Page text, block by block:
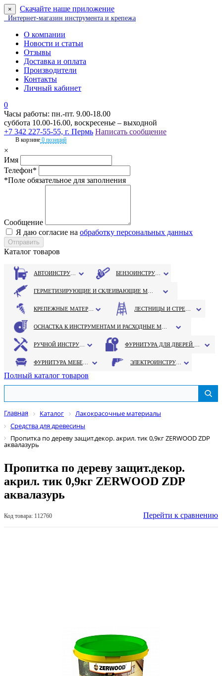
× Скачайте наше приложение
Интернет-магазин инструмента и крепежа
О компании
Новости и статьи
Отзывы
Доставка и оплата
Производители
Контакты
Личный кабинет
0
Часы работы: пн.-пт. 9.00-18.00
суббота 10.00-16.00, воскресенье – выходной
+7 342 227-55-55, г. Пермь Написать сообщение
В корзине 0 позиций
×
Имя
Телефон*
*Поле обязательное для заполнения
Сообщение
Я даю согласие на обработку персональных данных
Каталог товаров
Полный каталог товаров
Главная Каталог
Лакокрасочные материалы
Средства для древесины
Пропитка по дереву защит.декор. акрил. тик 0,9кг ZERWOOD ZDP
аквалазурь
Пропитка по дереву защит.декор.
акрил. тик 0,9кг ZERWOOD ZDP
аквалазурь
Код товара: 112760 Перейти к сравнению